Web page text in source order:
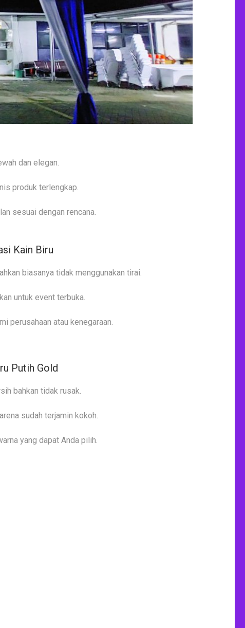
dan elegan.
produk terlengkap.
sesuai dengan rencana.
Kain Biru
biasanya tidak menggunakan tirai.
untuk event terbuka.
perusahaan atau kenegaraan.
Putih Gold
bahkan tidak rusak.
sudah terjamin kokoh.
yang dapat Anda pilih.